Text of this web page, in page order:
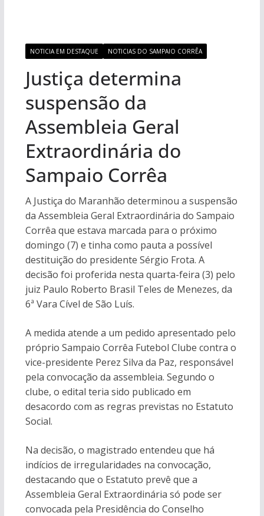
NOTICIA EM DESTAQUE NOTICIAS DO SAMPAIO CORRÊA
Justiça determina
suspensão da
Assembleia Geral
Extraordinária do
Sampaio Corrêa
A Justiça do Maranhão determinou a suspensão
da Assembleia Geral Extraordinária do Sampaio
Corrêa que estava marcada para o próximo
domingo (7) e tinha como pauta a possível
destituição do presidente Sérgio Frota. A
decisão foi proferida nesta quarta-feira (3) pelo
juiz Paulo Roberto Brasil Teles de Menezes, da
6ª Vara Cível de São Luís.
A medida atende a um pedido apresentado pelo
próprio Sampaio Corrêa Futebol Clube contra o
vice-presidente Perez Silva da Paz, responsável
pela convocação da assembleia. Segundo o
clube, o edital teria sido publicado em
desacordo com as regras previstas no Estatuto
Social.
Na decisão, o magistrado entendeu que há
indícios de irregularidades na convocação,
destacando que o Estatuto prevê que a
Assembleia Geral Extraordinária só pode ser
convocada pela Presidência do Conselho